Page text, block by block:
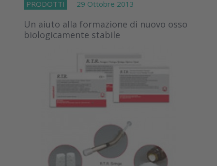
PRODOTTI 29 Ottobre 2013
Un aiuto alla formazione di nuovo osso
biologicamente stabile